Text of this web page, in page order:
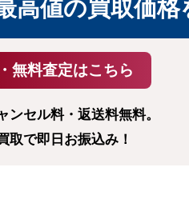
高値の買取価格
ンセル料・返送料無料。
取で即日お振込み！